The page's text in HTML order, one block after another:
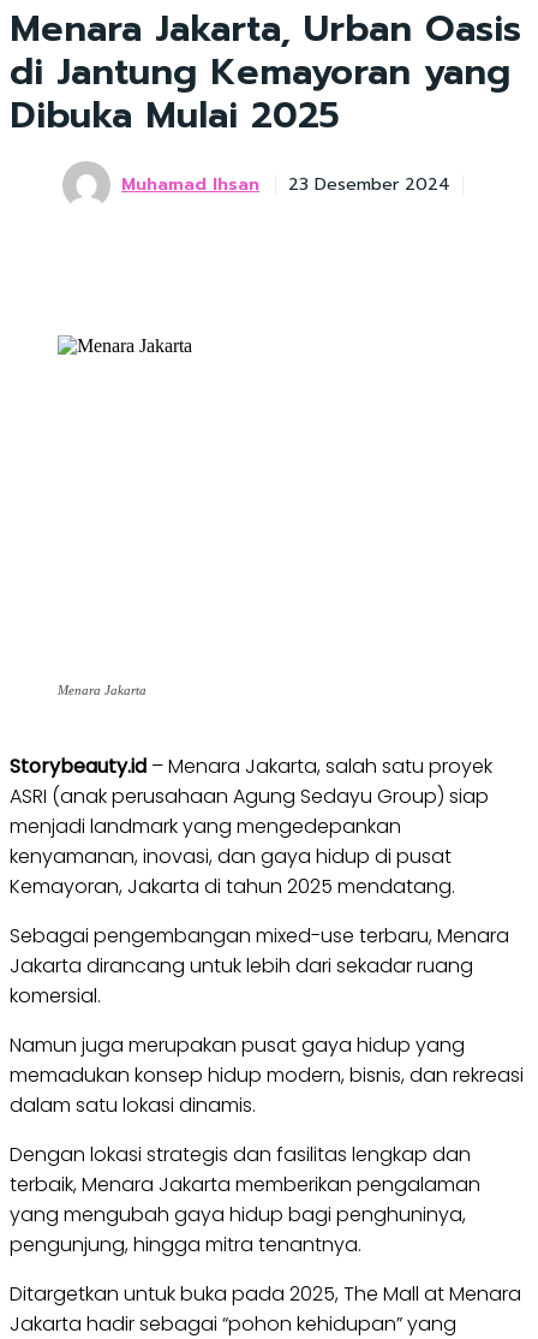
Menara Jakarta, Urban Oasis
di Jantung Kemayoran yang
Dibuka Mulai 2025
Muhamad Ihsan 23 Desember 2024
Menara Jakarta
Storybeauty.id – Menara Jakarta, salah satu proyek
ASRI (anak perusahaan Agung Sedayu Group) siap
menjadi landmark yang mengedepankan
kenyamanan, inovasi, dan gaya hidup di pusat
Kemayoran, Jakarta di tahun 2025 mendatang.
Sebagai pengembangan mixed-use terbaru, Menara
Jakarta dirancang untuk lebih dari sekadar ruang
komersial.
Namun juga merupakan pusat gaya hidup yang
memadukan konsep hidup modern, bisnis, dan rekreasi
dalam satu lokasi dinamis.
Dengan lokasi strategis dan fasilitas lengkap dan
terbaik, Menara Jakarta memberikan pengalaman
yang mengubah gaya hidup bagi penghuninya,
pengunjung, hingga mitra tenantnya.
Ditargetkan untuk buka pada 2025, The Mall at Menara
Jakarta hadir sebagai “pohon kehidupan” yang